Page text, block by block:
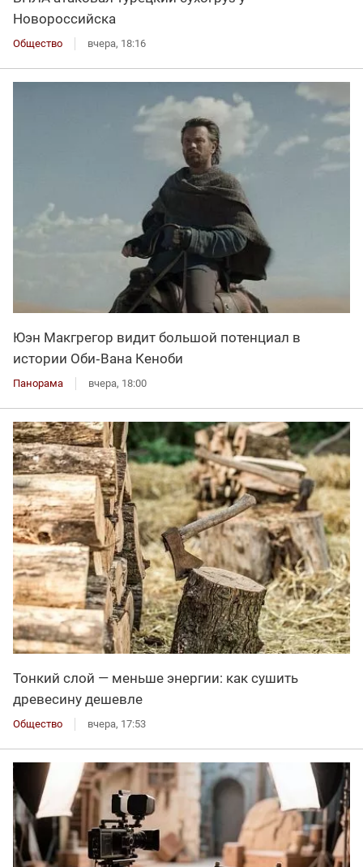
Новороссийска
Общество вчера, 18:16
Юэн Макгрегор видит большой потенциал в
истории Оби‑Вана Кеноби
Панорама вчера, 18:00
Тонкий слой — меньше энергии: как сушить
древесину дешевле
Общество вчера, 17:53